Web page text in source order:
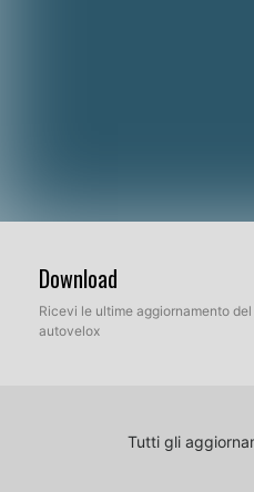
Download
Ricevi le ultime aggiornamento
autovelox
Tutti gli